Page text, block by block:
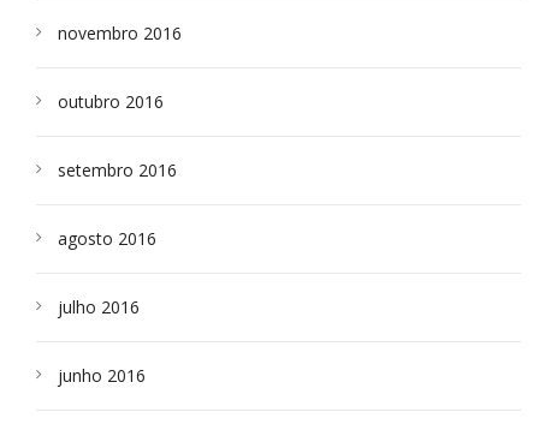
novembro 2016
outubro 2016
setembro 2016
agosto 2016
julho 2016
junho 2016